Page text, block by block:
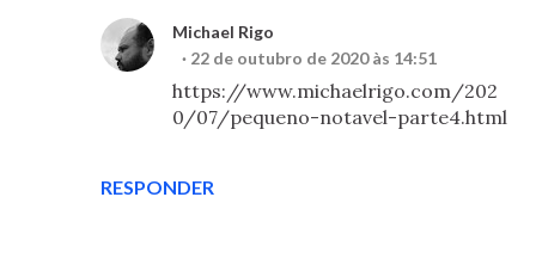
RESPONDER
Michael Rigo
22 de outubro de 2020 às 14:51
https://www.michaelrigo.com/202
0/07/pequeno-notavel-parte4.html